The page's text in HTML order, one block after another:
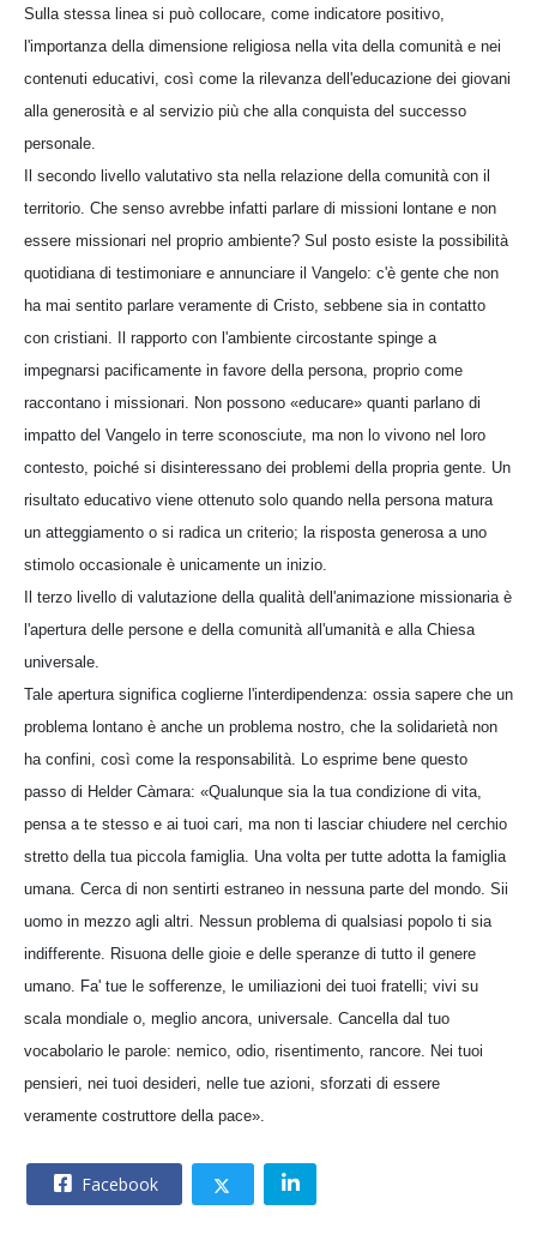
Sulla stessa linea si può collocare, come indicatore positivo,
l'importanza della dimensione religiosa nella vita della comunità e nei
contenuti educativi, così come la rilevanza dell'educazione dei giovani
alla generosità e al servizio più che alla conquista del successo
personale.
Il secondo livello valutativo sta nella relazione della comunità con il
territorio. Che senso avrebbe infatti parlare di missioni lontane e non
essere missionari nel proprio ambiente? Sul posto esiste la possibilità
quotidiana di testimoniare e annunciare il Vangelo: c'è gente che non
ha mai sentito parlare veramente di Cristo, sebbene sia in contatto
con cristiani. Il rapporto con l'ambiente circostante spinge a
impegnarsi pacificamente in favore della persona, proprio come
raccontano i missionari. Non possono «educare» quanti parlano di
impatto del Vangelo in terre sconosciute, ma non lo vivono nel loro
contesto, poiché si disinteressano dei problemi della propria gente. Un
risultato educativo viene ottenuto solo quando nella persona matura
un atteggiamento o si radica un criterio; la risposta generosa a uno
stimolo occasionale è unicamente un inizio.
Il terzo livello di valutazione della qualità dell'animazione missionaria è
l'apertura delle persone e della comunità all'umanità e alla Chiesa
universale.
Tale apertura significa coglierne l'interdipendenza: ossia sapere che un
problema lontano è anche un problema nostro, che la solidarietà non
ha confini, così come la responsabilità. Lo esprime bene questo
passo di Helder Càmara: «Qualunque sia la tua condizione di vita,
pensa a te stesso e ai tuoi cari, ma non ti lasciar chiudere nel cerchio
stretto della tua piccola famiglia. Una volta per tutte adotta la famiglia
umana. Cerca di non sentirti estraneo in nessuna parte del mondo. Sii
uomo in mezzo agli altri. Nessun problema di qualsiasi popolo ti sia
indifferente. Risuona delle gioie e delle speranze di tutto il genere
umano. Fa' tue le sofferenze, le umiliazioni dei tuoi fratelli; vivi su
scala mondiale o, meglio ancora, universale. Cancella dal tuo
vocabolario le parole: nemico, odio, risentimento, rancore. Nei tuoi
pensieri, nei tuoi desideri, nelle tue azioni, sforzati di essere
veramente costruttore della pace».
Facebook